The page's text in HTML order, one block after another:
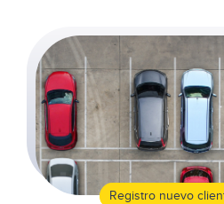
Registro nuevo